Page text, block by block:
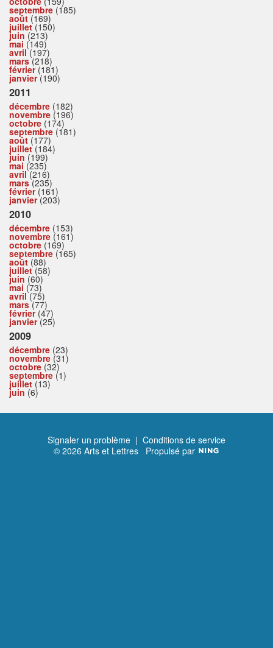
septembre (185)
août (169)
juillet(150)
juin (213)
mai (149)
avril(197)
mars(218)
février(181)
janvier(190)
2011
décembre (182)
novembre (196)
octobre (174)
septembre (181)
août (177)
juillet(184)
juin (199)
mai (235)
avril(216)
mars(235)
février(161)
janvier(203)
2010
décembre (153)
novembre (161)
octobre (169)
septembre (165)
août (88)
juillet(58)
juin (60)
mai (73)
avril(75)
mars(77)
février(47)
janvier(25)
2009
décembre (23)
novembre (31)
octobre (32)
septembre (1)
juillet (13)
juin (6)
Signaler un problème | Conditions de service
© 2026 Arts et Lettres Propulsé par